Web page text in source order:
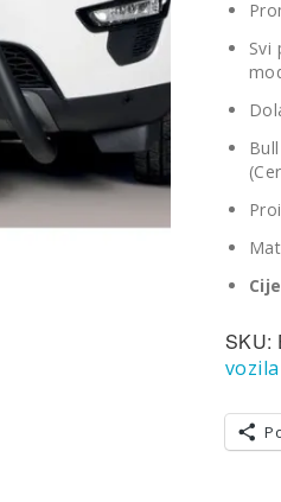
Svi
SKU:
vozila